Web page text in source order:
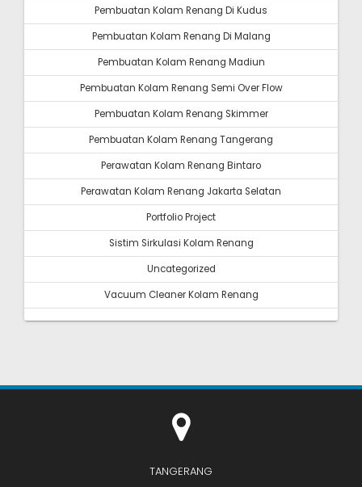
Pembuatan Kolam Renang Di Kudus
Pembuatan Kolam Renang Di Malang
Pembuatan Kolam Renang Madiun
Pembuatan Kolam Renang Semi Over Flow
Pembuatan Kolam Renang Skimmer
Pembuatan Kolam Renang Tangerang
Perawatan Kolam Renang Bintaro
Perawatan Kolam Renang Jakarta Selatan
Portfolio Project
Sistim Sirkulasi Kolam Renang
Uncategorized
Vacuum Cleaner Kolam Renang
TANGERANG